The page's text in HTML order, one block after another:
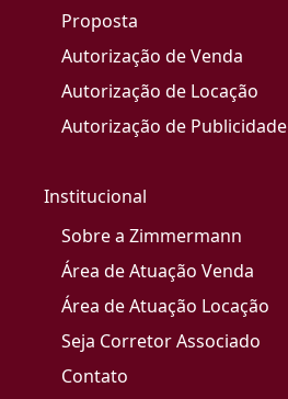
Proposta
Autorização de Venda
Autorização de Locação
Autorização de Publicidade
Institucional
Sobre a Zimmermann
Área de Atuação Venda
Área de Atuação Locação
Seja Corretor Associado
Contato